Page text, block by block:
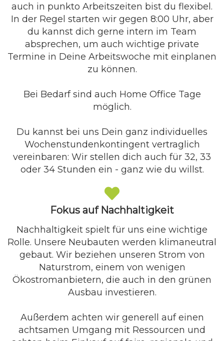
auch in punkto Arbeitszeiten bist du flexibel.
In der Regel starten wir gegen 8:00 Uhr, aber
du kannst dich gerne intern im Team
absprechen, um auch wichtige private
Termine in Deine Arbeitswoche mit einplanen
zu können.
Bei Bedarf sind auch Home Office Tage
möglich.
Du kannst bei uns Dein ganz individuelles
Wochenstundenkontingent vertraglich
vereinbaren: Wir stellen dich auch für 32, 33
oder 34 Stunden ein - ganz wie du willst.
Fokus auf Nachhaltigkeit
Nachhaltigkeit spielt für uns eine wichtige
Rolle. Unsere Neubauten werden klimaneutral
gebaut. Wir beziehen unseren Strom von
Naturstrom, einem von wenigen
Ökostromanbietern, die auch in den grünen
Ausbau investieren.
Außerdem achten wir generell auf einen
achtsamen Umgang mit Ressourcen und